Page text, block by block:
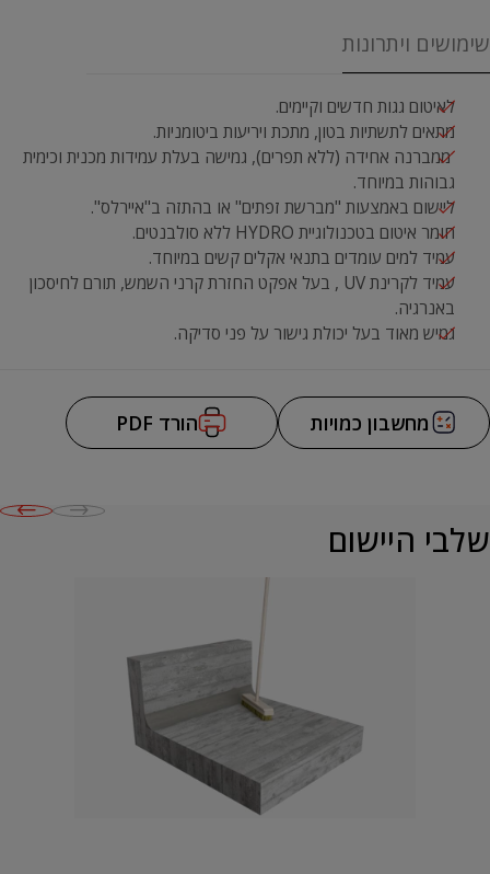
שימושים ויתרונות
לאיטום גגות חדשים וקיימים.
מתאים לתשתיות בטון, מתכת ויריעות ביטומניות.
ממברנה אחידה (ללא תפרים), גמישה בעלת עמידות מכנית וכימית
גבוהות במיוחד.
ליישום באמצעות "מברשת זפתים" או בהתזה ב"איירלס".
חומר איטום בטכנולוגיית HYDRO ללא סולבנטים.
עמיד למים עומדים בתנאי אקלים קשים במיוחד.
עמיד לקרינת UV , בעל אפקט החזרת קרני השמש, תורם לחיסכון
באנרגיה.
גמיש מאוד בעל יכולת גישור על פני סדיקה.
מחשבון כמויות הורד PDF
שלבי היישום